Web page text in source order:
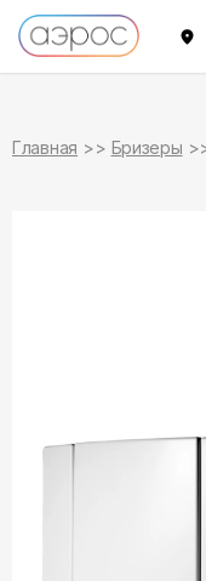
Главная Бризеры
в наличии